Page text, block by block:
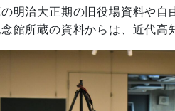
明治大正期の旧役場資料や自
館所蔵の資料からは、近代高